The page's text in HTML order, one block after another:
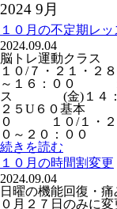
2024 9月
１０月の不定期レ
2024.09.04
脳トレ運動ク
１０/７・２１・
～１６：００ １
ス (金)１４：
２５U６０基
０ １０/１・
０～２０：００
続きを読む
１０月の時間割変更
2024.09.04
日曜の機能回復・
０月２７日のみに